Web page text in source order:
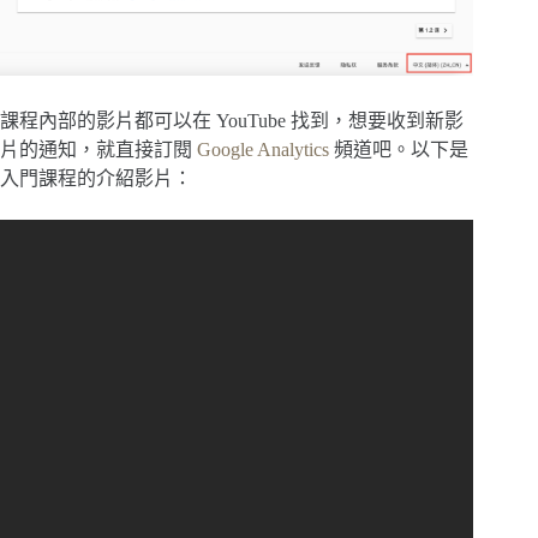
課程內部的影片都可以在 YouTube 找到，想要收到新影
片的通知，就直接訂閱 Google Analytics 頻道吧。以下是
入門課程的介紹影片：